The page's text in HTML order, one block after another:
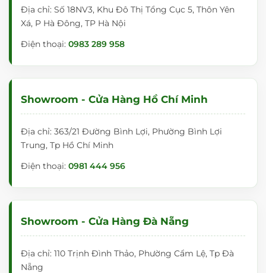
Địa chỉ: Số 18NV3, Khu Đô Thị Tổng Cục 5, Thôn Yên
Xá, P Hà Đông, TP Hà Nội
Điện thoại: 0983 289 958
Showroom - Cửa Hàng Hồ Chí Minh
Địa chỉ: 363/21 Đường Bình Lợi, Phường Bình Lợi
Trung, Tp Hồ Chí Minh
Điện thoại: 0981 444 956
Showroom - Cửa Hàng Đà Nẵng
Địa chỉ: 110 Trịnh Đình Thảo, Phường Cẩm Lệ, Tp Đà
Nẵng